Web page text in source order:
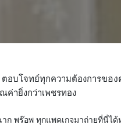
อบโจทย์ทุกความต้องการของ
ค่ายิ่งกว่าเพชรทอง
าก พร๊อพ ทุกแพคเกจมาถ่ายที่นี่ไ